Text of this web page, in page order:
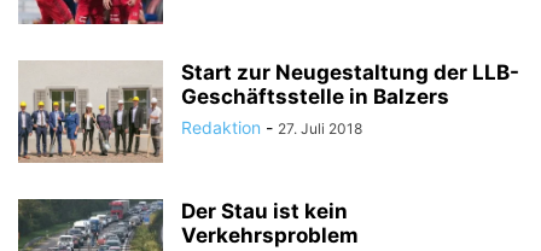
Start zur Neugestaltung der LLB-
Geschäftsstelle in Balzers
Redaktion - 27. Juli 2018
Der Stau ist kein
Verkehrsproblem